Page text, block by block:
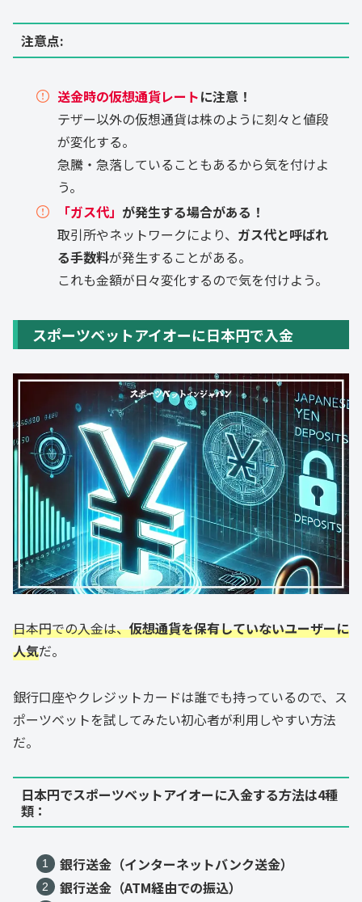
注意点:
送金時の仮想通貨レートに注意！
テザー以外の仮想通貨は株のように刻々と値段
が変化する。
急騰・急落していることもあるから気を付けよ
う。
「ガス代」 が発生する場合がある！
取引所やネットワークにより、 ガス代と呼ばれ
る手数料が発生することがある。
これも金額が日々変化するので気を付けよう。
スポーツベットアイオーに日本円で入金
日本円での入金は、仮想通貨を保有していないユーザーに
人気だ。
銀行口座やクレジットカードは誰でも持っているので、ス
ポーツベットを試してみたい初心者が利用しやすい方法
だ。
日本円でスポーツベットアイオーに入金する方法は4種
類：
銀行送金（インターネットバンク送金）
銀行送金（ATM経由での振込）